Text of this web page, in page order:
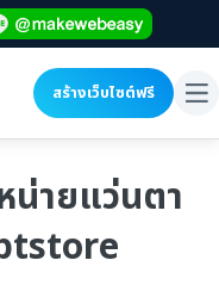
สร้างเว็บไซต์ฟรี
น่ายแว่นตา